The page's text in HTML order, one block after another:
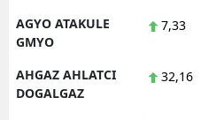
AGYO ATAKULE
GMYO
7,33
AHGAZ AHLATCI
DOGALGAZ
32,16